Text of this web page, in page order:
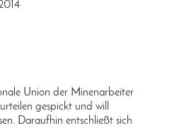
Union der Minenarbeiter
gespickt und will
Daraufhin entschließt sich